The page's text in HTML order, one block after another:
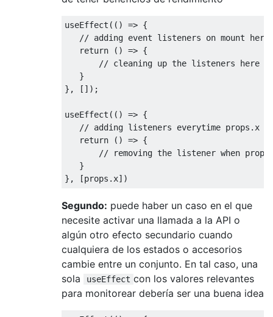
useEffect( () => {
// adding event listeners on mount here
return
() => {
// cleaning up the listeners here
   }
}, []);
useEffect( () => {
// adding listeners everytime props.x
return
() => {
// removing the listener when
   }
Segundo: puede haber un caso en el que
necesite activar una llamada a la API o
algún otro efecto secundario cuando
cualquiera de los estados o accesorios
cambie entre un conjunto. En tal caso, una
sola
useEffect con los valores relevantes
para monitorear debería ser una buena idea